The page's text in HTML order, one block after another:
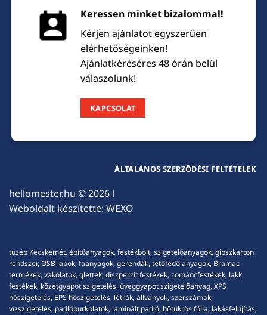
Keressen minket bizalommal!
Kérjen ajánlatot egyszerűen
elérhetőségeinken!
Ajánlatkéréséres 48 órán belül
válaszolunk!
KAPCSOLAT
hellomester.hu © 2026 l
Weboldalt készítette: WEXO
ÁLTALÁNOS SZERZŐDÉSI FELTÉTELEK
tüzép Kecskemét, építőanyagok, festékbolt, szigetelőanyagok, gipszkarton
rendszer, OSB lapok, faanyagok, gerendák, tetőfedő anyagok, Bramac
termékek, vakolatok, glettek, diszperzit festékek, zománcfestékek, lakk
festékek, kőzetgyapot szigetelés, üveggyapot szigetelőanyag, XPS
hőszigetelés, EPS hőszigetelés, létrák, állványok, szerszámok,
vízszigetelés, padlóburkolatok, laminált padló, hőtükrös fólia, lakásfelújítás,